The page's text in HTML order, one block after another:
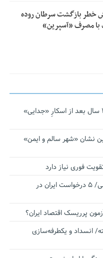
خطر بازگشت سرطان روده
با مصرف «آسپرین»
نجات‌دهنده‌ همچنان در آیینه است/ ۱۴ سال بعد از اسکارِ «جدایی»
نشان «شهر سالم و ایمن»
فوری نیاز دارد
اقتدار ناوگروه ۱۰۳ در مأموریت‌ اقیانوسی/ ۵ درخواست ایران در
پرریسک اقتصاد ایران؟
انسداد و یکطرفه‌سازی